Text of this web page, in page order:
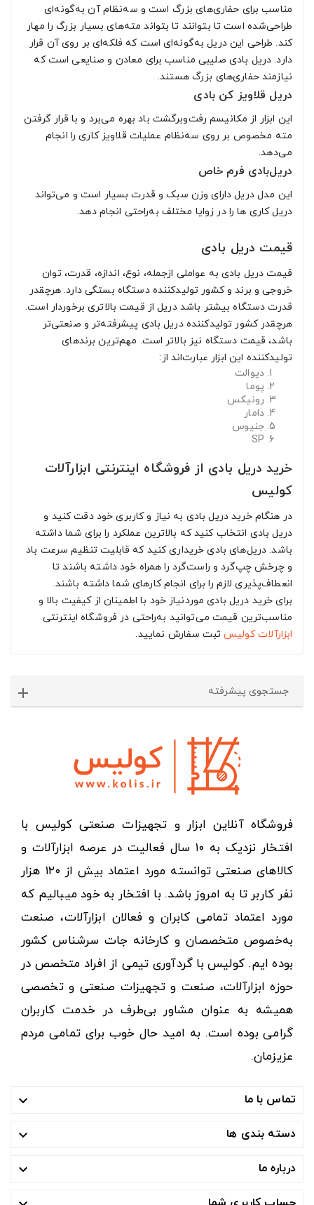
مناسب برای حفاری‌های بزرگ است و سه‌نظام آن به‌گونه‌ای
طراحی‌شده است تا بتوانند تا بتواند مته‌های بسیار بزرگ را مهار
کند. طراحی این دریل به‌گونه‌ای است که فلکه‌ای بر روی آن قرار
دارد. دریل بادی صلیبی مناسب برای معادن و صنایعی است که
نیازمند حفاری‌های بزرگ هستند.
دریل قلاویز کن بادی
این ابزار از مکانیسم رفت‌وبرگشت باد بهره می‌برد و با قرار گرفتن
مته مخصوص بر روی سه‌نظام عملیات قلاویز کاری را انجام
می‌دهد.
دریل‌بادی فرم خاص
این مدل دریل دارای وزن سبک و قدرت بسیار است و می‌تواند
دریل کاری ها را در زوایا مختلف به‌راحتی انجام دهد.
قیمت دریل بادی
قیمت دریل بادی به عواملی ازجمله، نوع، اندازه، قدرت، توان
خروجی و برند و کشور تولیدکننده دستگاه بستگی دارد. هرچقدر
قدرت دستگاه بیشتر باشد دریل از قیمت بالاتری برخوردار است.
هرچقدر کشور تولیدکننده دریل بادی پیشرفته‌تر و صنعتی‌تر
باشد، قیمت دستگاه نیز بالاتر است. مهم‌ترین برندهای
تولیدکننده این ابزار عبارت‌اند از:
دیوالت
پوما
رونیکس
دامار
جنیوس
SP
خرید دریل بادی از فروشگاه اینترنتی ابزارآلات
کولیس
در هنگام خرید دریل بادی به نیاز و کاربری خود دقت کنید و
دریل بادی انتخاب کنید که بالاترین عملکرد را برای شما داشته
باشد. دریل‌های بادی خریداری کنید که قابلیت تنظیم سرعت باد
و چرخش چپ‌گرد و راست‌گرد را همراه خود داشته باشند تا
انعطاف‌پذیری لازم را برای انجام کارهای شما داشته باشند.
برای خرید دریل بادی موردنیاز خود با اطمینان از کیفیت بالا و
مناسب‌ترین قیمت می‌توانید به‌راحتی در فروشگاه اینترنتی
ابزارآلات کولیسثبت سفارش نمایید.
جستجوی پیشرفته
فروشگاه آنلاین ابزار و تجهیزات صنعتی کولیس با
افتخار نزدیک به ۱۰ سال فعالیت در عرصه ابزارآلات و
کالاهای صنعتی توانسته مورد اعتماد بیش از ۱۲۰ هزار
نفر کاربر تا به امروز باشد. با افتخار به خود میبالیم که
مورد اعتماد تمامی کابران و فعالان ابزارآلات، صنعت
به‌خصوص متخصصان و کارخانه جات سرشناس کشور
بوده ایم. کولیس با گردآوری تیمی از افراد متخصص در
حوزه ابزارآلات، صنعت و تجهیزات صنعتی و تخصصی
همیشه به عنوان مشاور بی‌طرف در خدمت کاربران
گرامی بوده است. به امید حال خوب برای تمامی مردم
عزیزمان.
تماس با ما 
دسته بندی ها 
درباره ما 